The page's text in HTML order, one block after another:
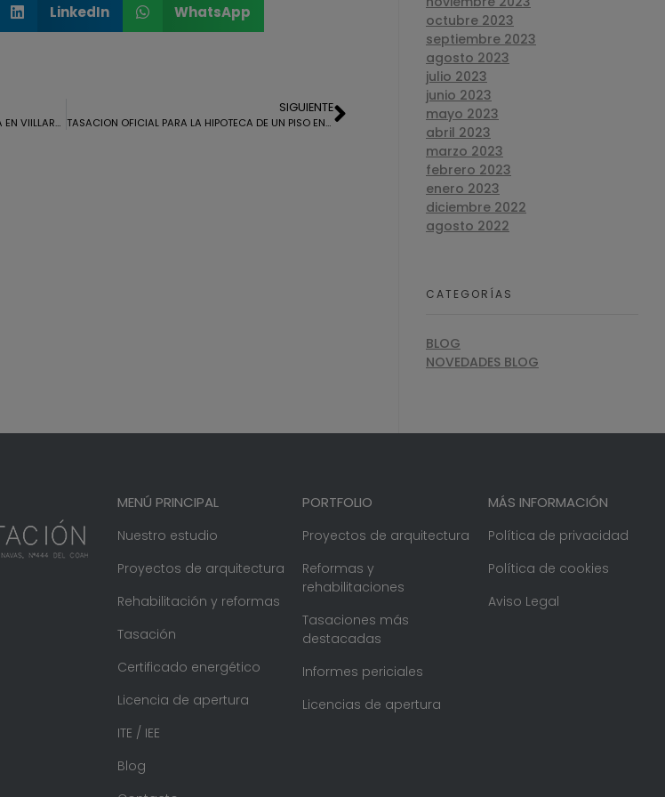
LinkedIn WhatsApp
VALORACION PATRIMONIAL DE UNA CASA EN VIILLARRASA PARA UNA HERENCIA
SIGUIENTE
TASACION OFICIAL PARA LA HIPOTECA DE UN PISO EN LEPE
octubre 2023
septiembre 2023
agosto 2023
julio 2023
junio 2023
mayo 2023
abril 2023
marzo 2023
febrero 2023
enero 2023
diciembre 2022
agosto 2022
CATEGORÍAS
BLOG
NOVEDADES BLOG
MENÚ PRINCIPAL
Nuestro estudio
Proyectos de arquitectura
Rehabilitación y reformas
Tasación
Certificado energético
Licencia de apertura
ITE / IEE
Blog
PORTFOLIO
Proyectos de arquitectura
Reformas y
rehabilitaciones
Tasaciones más
destacadas
Informes periciales
Licencias de apertura
MÁS INFORMACIÓN
Política de privacidad
Política de cookies
Aviso Legal